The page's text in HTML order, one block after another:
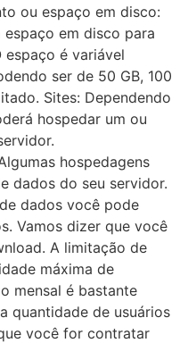
ou espaço em disco:
em disco para
espaço é variável
ser de 50 GB, 100
Sites: Dependendo
hospedar um ou
hospedagens
dados do seu servidor.
dados você pode
Vamos dizer que você
A limitação de
máxima de
mensal é bastante
quantidade de usuários
você for contratar